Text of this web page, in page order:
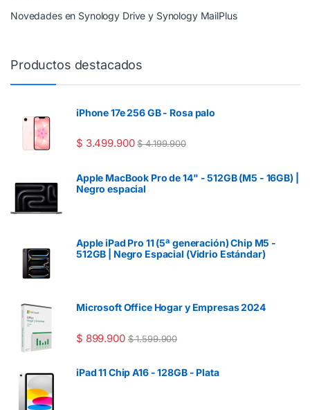
Novedades en Synology Drive y Synology MailPlus
Productos destacados
iPhone 17e 256 GB - Rosa palo
$ 3.499.900 $4.199.900
Apple MacBook Pro de 14" - 512GB (M5 - 16GB) |
Negro espacial
Apple iPad Pro 11 (5ª generación) Chip M5 -
512GB | Negro Espacial (Vidrio Estándar)
Microsoft Office Hogar y Empresas 2024
$ 899.900 $1.599.900
iPad 11 Chip A16 - 128GB - Plata